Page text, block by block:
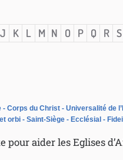
J K L M N O P Q R S
Corps du Christ Universalité de
orbi Saint-Siège Ecclésial
pour aider les Eglises